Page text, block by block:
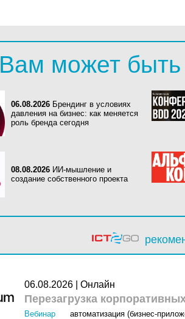
Вам может быть
06.08.2026 Брендинг в условиях
давления на бизнес: как меняется
роль бренда сегодня
08.08.2026 ИИ-мышление и
создание собственного проекта
06.08.2026 | Онлайн
Перезагрузка
Вебинар автоматизация (бизнес-